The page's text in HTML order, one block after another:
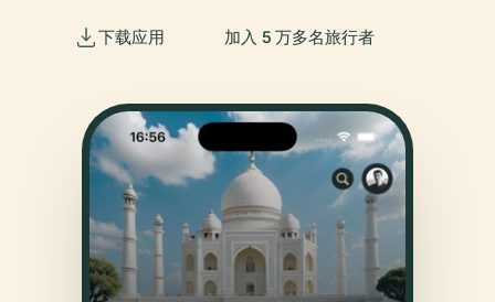
下载应用 加入 5 万多名旅行者